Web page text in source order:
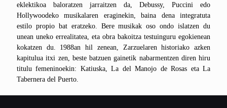
eklektikoa baloratzen jarraitzen da, Debussy, Puccini edo
Hollywoodeko musikalaren eraginekin, baina dena integratuta
estilo propio bat eratzeko. Bere musikak oso ondo islatzen du
unean uneko errealitatea, eta obra bakoitza testuinguru egokienean
kokatzen du. 1988an hil zenean, Zarzuelaren historiako azken
kapitulua itxi zen, beste batzuen gainetik nabarmentzen diren hiru
titulu femeninoekin: Katiuska, La del Manojo de Rosas eta La
Tabernera del Puerto.